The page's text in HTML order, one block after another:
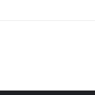
CCW 2026